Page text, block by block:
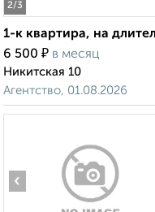
2/3
1-к квартира, на
6 500 ₽ в месяц
Никитская 10
Агентство, 01.08.2026
‹